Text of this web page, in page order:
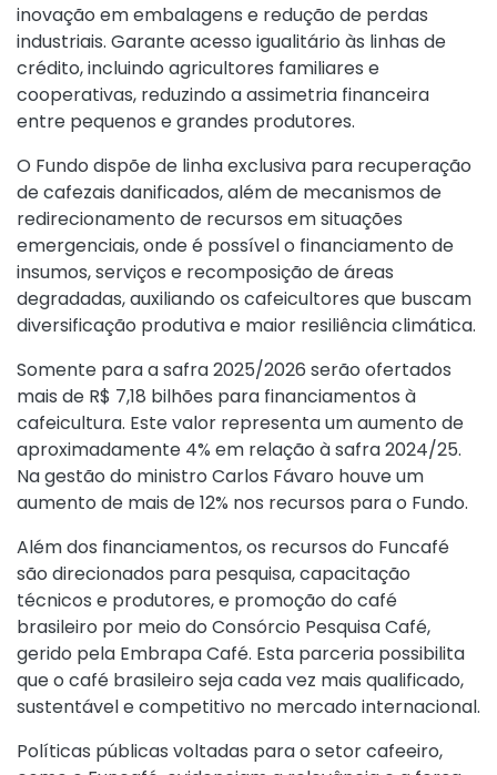
inovação em embalagens e redução de perdas
industriais. Garante acesso igualitário às linhas de
crédito, incluindo agricultores familiares e
cooperativas, reduzindo a assimetria financeira
entre pequenos e grandes produtores.
O Fundo dispõe de linha exclusiva para recuperação
de cafezais danificados, além de mecanismos de
redirecionamento de recursos em situações
emergenciais, onde é possível o financiamento de
insumos, serviços e recomposição de áreas
degradadas, auxiliando os cafeicultores que buscam
diversificação produtiva e maior resiliência climática.
Somente para a safra 2025/2026 serão ofertados
mais de R$ 7,18 bilhões para financiamentos à
cafeicultura. Este valor representa um aumento de
aproximadamente 4% em relação à safra 2024/25.
Na gestão do ministro Carlos Fávaro houve um
aumento de mais de 12% nos recursos para o Fundo.
Além dos financiamentos, os recursos do Funcafé
são direcionados para pesquisa, capacitação
técnicos e produtores, e promoção do café
brasileiro por meio do Consórcio Pesquisa Café,
gerido pela Embrapa Café. Esta parceria possibilita
que o café brasileiro seja cada vez mais qualificado,
sustentável e competitivo no mercado internacional.
Políticas públicas voltadas para o setor cafeeiro,